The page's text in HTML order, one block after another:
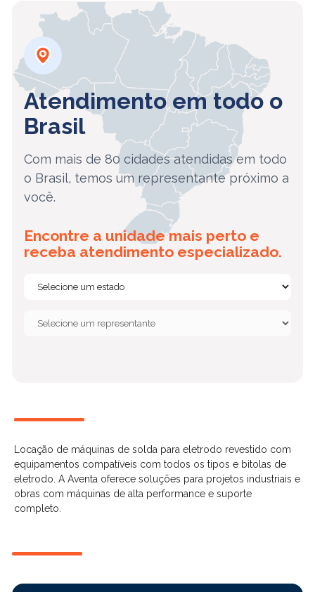
Atendimento em todo o
Brasil
Com mais de 80 cidades atendidas em todo
o Brasil, temos um representante próximo a
você.
Encontre a unidade mais perto e
receba atendimento especializado.
Locação de máquinas de solda para eletrodo revestido com
equipamentos compatíveis com todos os tipos e bitolas de
eletrodo. A Aventa oferece soluções para projetos industriais e
obras com máquinas de alta performance e suporte
completo.